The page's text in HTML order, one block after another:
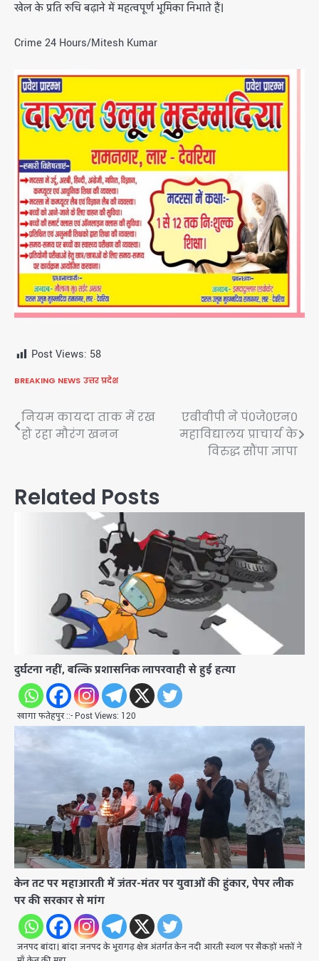
खेल के प्रति रुचि बढ़ाने में महत्वपूर्ण भूमिका निभाते हैं।
Crime 24 Hours/Mitesh Kumar
Post Views: 58
BREAKING NEWS उत्तर प्रदेश
Post
navigation
नियम कायदा ताक में रख
हो रहा मौरंग खनन
एबीवीपी ने पं०जे०एन०
महाविद्यालय प्राचार्य के
विरुद्ध सौंपा ज्ञापा
Related Posts
दुर्घटना नहीं, बल्कि प्रशासनिक लापरवाही से हुई हत्या
खागा फतेहपुर ::- Post Views: 120
केन तट पर महाआरती में जंतर-मंतर पर युवाओं की हुंकार, पेपर लीक
पर की सरकार से मांग
जनपद बांदा। बांदा जनपद के भूरागढ़ क्षेत्र अंतर्गत केन नदी आरती स्थल पर सैकड़ों भक्तों ने